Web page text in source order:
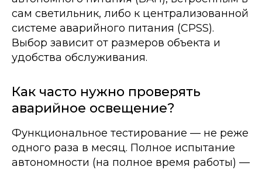
сам светильник, либо к централизованной
системе аварийного питания (CPSS).
Выбор зависит от размеров объекта и
удобства обслуживания.
Как часто нужно проверять
аварийное освещение?
Функциональное тестирование — не реже
одного раза в месяц. Полное испытание
автономности (на полное время работы) —